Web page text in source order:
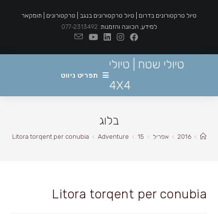
טיול טרקטורונים בדרום | טיול טרקטורונים בנגב | טרקטורונים | תומקאר
למידע, הכוונה והזמנות: 077-2313492
טיולי שטח | טיולי
4X4
תפריט ניווט
בלוג
>
2016
> אפריל >
15
>
Adventure
>
Litora torqent per conubia
Litora torqent per conubia